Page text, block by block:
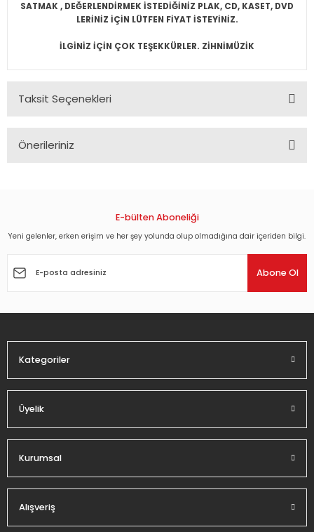
SATMAK , DEĞERLENDİRMEK İSTEDİĞİNİZ PLAK, CD, KASET, DVD
LERİNİZ İÇİN LÜTFEN FİYAT İSTEYİNİZ.
İLGİNİZ İÇİN ÇOK TEŞEKKÜRLER. ZİHNİMÜZİK
Taksit Seçenekleri
Önerileriniz
Görüş ve önerileriniz için teşekkür ederiz.
Ürün açıklamasında eksik bilgiler bulunuyor.
E-bülten Aboneliği
Yeni gelenler, erken erişim ve her şey yolunda olup olmadığına dair içeriden bilgi.
Abone Ol
Kategoriler
Üyelik
Kurumsal
Alışveriş